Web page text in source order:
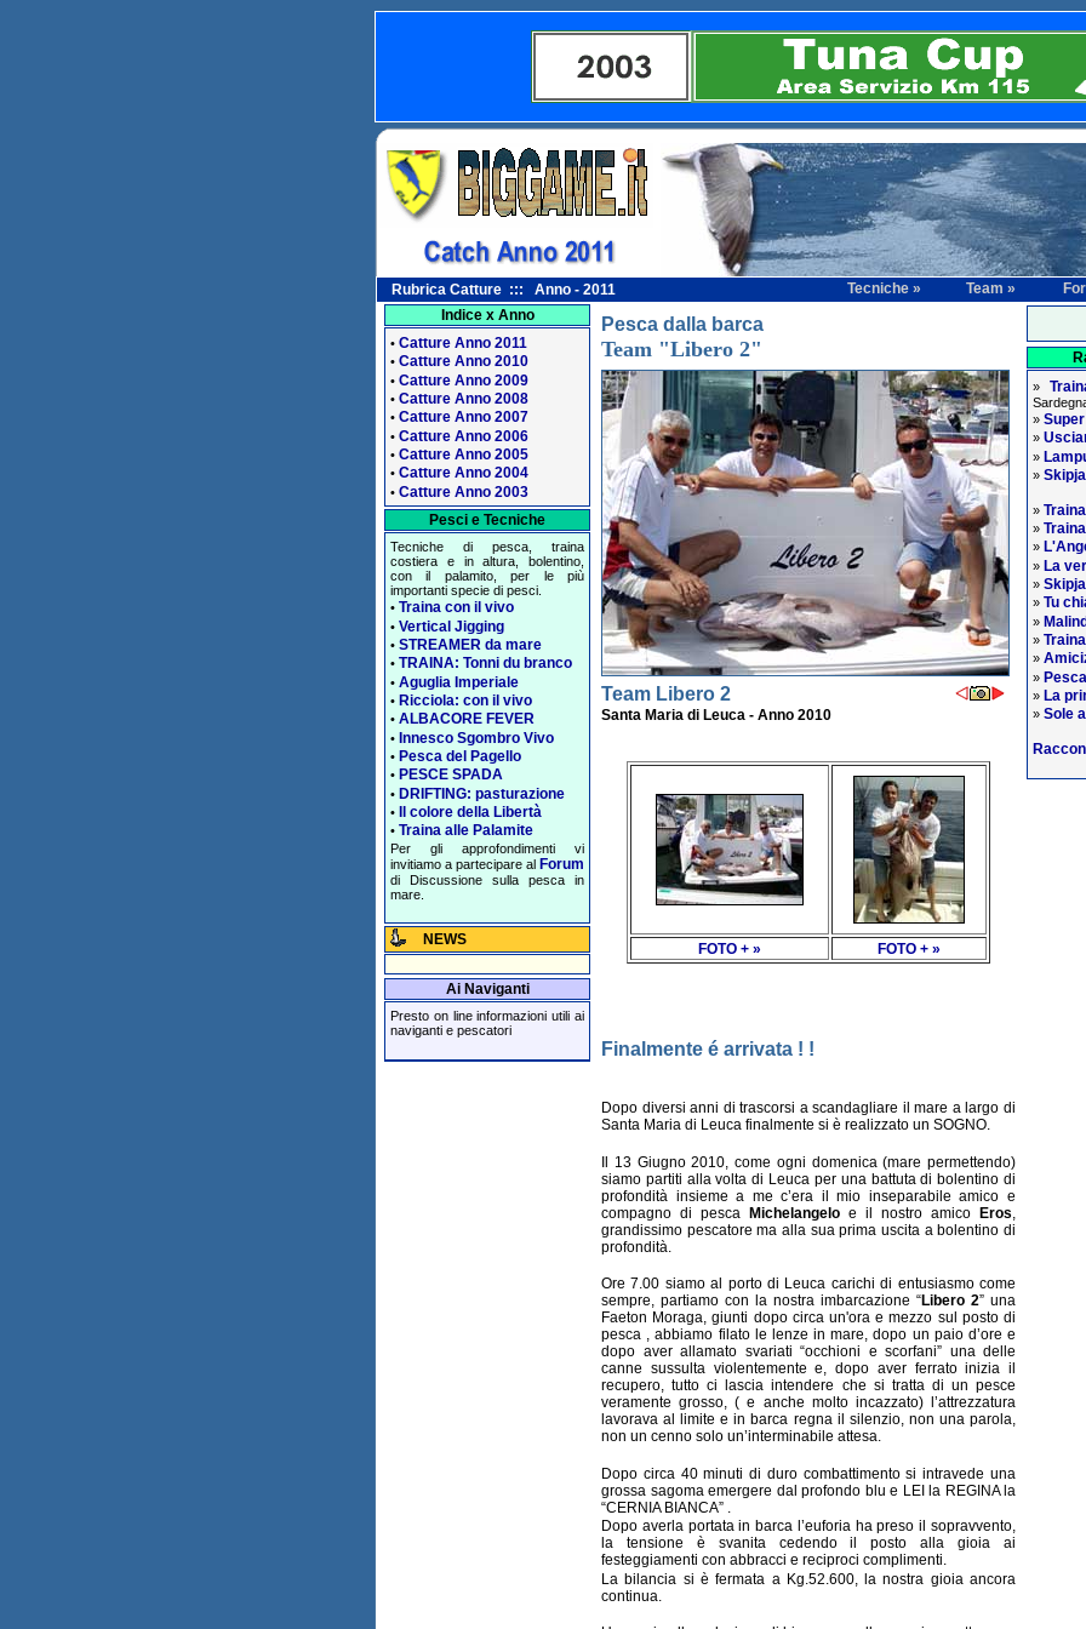
Rubrica Catture ::: Anno - 2011 Tecniche » Team »
Indice x Anno
• Catture Anno 2011
• Catture Anno 2010
• Catture Anno 2009
• Catture Anno 2008
• Catture Anno 2007
• Catture Anno 2006
• Catture Anno 2005
• Catture Anno 2004
• Catture Anno 2003
Pesci e Tecniche
Tecniche di pesca, traina
costiera e in altura, bolentino,
con il palamito, per le più
importanti specie di pesci.
• Traina con il vivo
• Vertical Jigging
• STREAMER da mare
• TRAINA: Tonni du branco
• Aguglia Imperiale
• Ricciola: con il vivo
• ALBACORE FEVER
• Innesco Sgombro Vivo
• Pesca del Pagello
• PESCE SPADA
• DRIFTING: pasturazione
• Il colore della Libertà
• Traina alle Palamite
Per gli approfondimenti vi
invitiamo a partecipare al Forum
di Discussione sulla pesca in
mare.
NEWS
Ai Naviganti
Presto on line informazioni utili ai
naviganti e pescatori
Pesca dalla barca
Team "Libero 2"
Team Libero 2
Santa Maria di Leuca - Anno 2010
FOTO + » FOTO + »
Finalmente é arrivata ! !
Dopo diversi anni di trascorsi a scandagliare il mare a largo di
Santa Maria di Leuca finalmente si è realizzato un SOGNO.
Il 13 Giugno 2010, come ogni domenica (mare permettendo)
siamo partiti alla volta di Leuca per una battuta di bolentino di
profondità insieme a me c’era il mio inseparabile amico e
compagno di pesca Michelangelo e il nostro amico Eros
grandissimo pescatore ma alla sua prima uscita a bolentino di
profondità.
Ore 7.00 siamo al porto di Leuca carichi di entusiasmo come
sempre, partiamo con la nostra imbarcazione “Libero 2” una
Faeton Moraga, giunti dopo circa un'ora e mezzo sul posto di
pesca , abbiamo filato le lenze in mare, dopo un paio d’ore e
dopo aver allamato svariati “occhioni e scorfani” una delle
canne sussulta violentemente e, dopo aver ferrato inizia il
recupero, tutto ci lascia intendere che si tratta di un pesce
veramente grosso, ( e anche molto incazzato) l’attrezzatura
lavorava al limite e in barca regna il silenzio, non una parola,
non un cenno solo un’interminabile attesa.
Dopo circa 40 minuti di duro combattimento si intravede una
grossa sagoma emergere dal profondo blu e LEI la REGINA la
“CERNIA BIANCA” .
Dopo averla portata in barca l’euforia ha preso il sopravvento,
la tensione è svanita cedendo il posto alla gioia ai
festeggiamenti con abbracci e reciproci complimenti.
La bilancia si è fermata a Kg.52.600, la nostra gioia ancora
continua.
»
»
»
»
»
»
»
»
» La
»
» Tu
»
»
»
»
» La
» Sole